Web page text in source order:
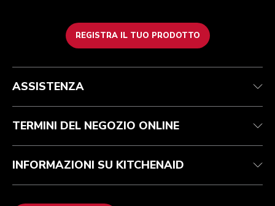
REGISTRA IL TUO PRODOTTO
Assistenza clienti
Garanzia e documentazione
Contattaci
Termini e condizioni
Resi e rimborsi
Imprint
ODR
Per il marchio
Trova un negozio
ASSISTENZA
TERMINI DEL NEGOZIO ONLINE
INFORMAZIONI SU KITCHENAID